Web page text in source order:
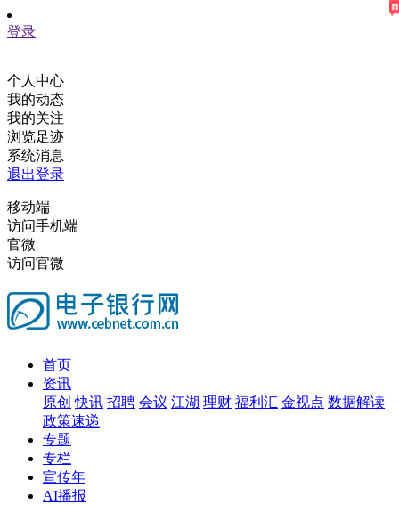
登录
个人中心
我的动态
我的关注
浏览足迹
系统消息
退出登录
移动端
访问手机端
官微
访问官微
首页
资讯
原创 快讯 招聘 会议 江湖 理财 福利汇 金视点 数据解读
政策速递
专题
专栏
宣传年
AI播报